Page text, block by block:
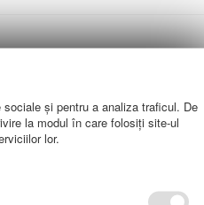
și pentru a analiza traficul. De
la modul în care folosiți site-ul
lor.